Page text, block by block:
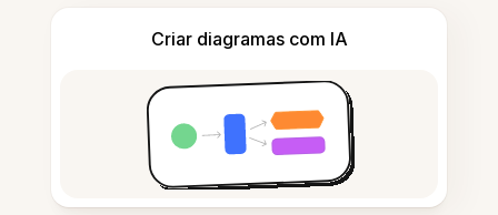
Criar diagramas com IA